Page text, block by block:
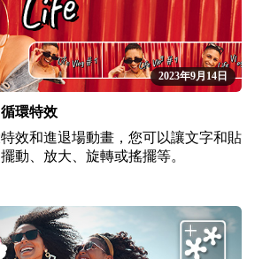
2023年9月14日
環特效
效和進退場動畫，您可以讓文字和貼
動、放大、旋轉或搖擺等。